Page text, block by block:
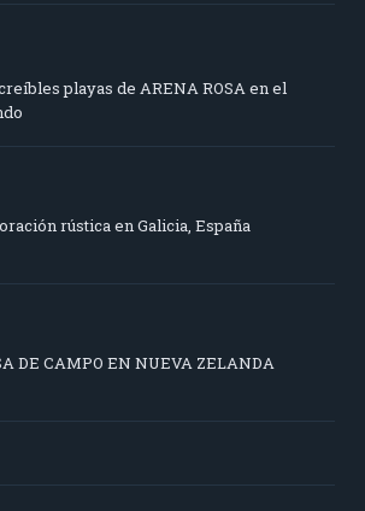
playas de ARENA ROSA en el
rústica en Galicia, España
DE CAMPO EN NUEVA ZELANDA